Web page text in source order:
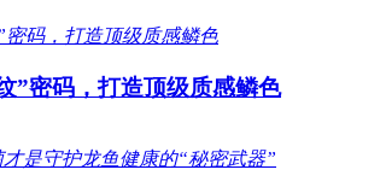
”密码，打造顶级质感鳞色